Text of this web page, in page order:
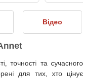
Відео
точності та сучасного
для тих, хто цінує